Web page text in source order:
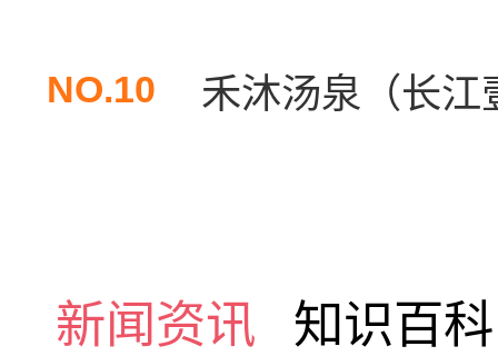
NO.10 禾沐汤泉（长江
新闻资讯 知识百科